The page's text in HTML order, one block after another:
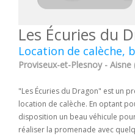
Les Écuries du
Location de calèche,
Proviseux-et-Plesnoy - Aisne
"Les Écuries du Dragon" est un
location de calèche. En optant
disposition un beau véhicule
réaliser la promenade avec